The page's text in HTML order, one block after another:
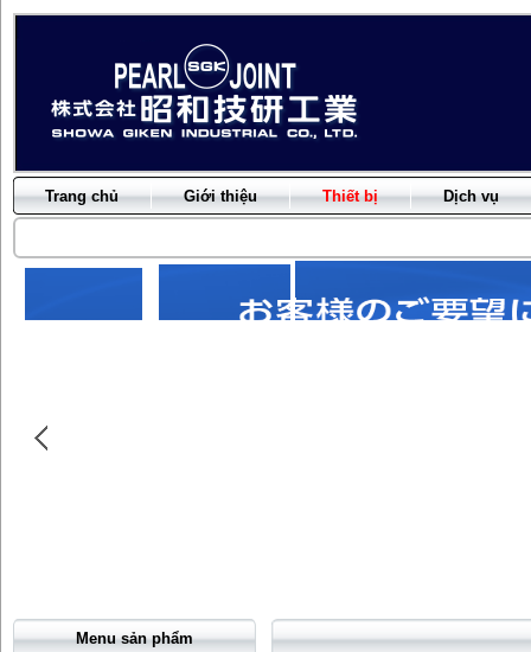
Trang chủ Giới thiệu Thiết bị Dịch vụ
Menu sản phẩm